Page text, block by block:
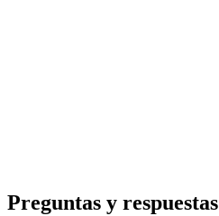
Preguntas y respuestas